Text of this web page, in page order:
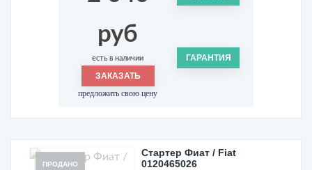
руб
есть в наличии
ЗАКАЗАТЬ
предложить свою цену
ГАРАНТИЯ
ПРОДАНО
Стартер Фиат / Fiat
0120465026